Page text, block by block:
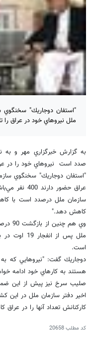
"استفان دوجاريك" سخنگوي
ملل نيروهاي خود در عراق را تا 90 درصد كاهش خواهد داد.
به گزارش خبرگزاري مهر و به
صدد است نيروهاي خود را در
"استفان دوجاريك" سخنگوي
كاهش دهد."
وي هم
است.
دوجاريك گفت: "نيروهايي كه
هستند به كارهاي خود ادامه
صليب سرخ نيز پيش از اين ضمن
اخير دفتر سازمان ملل در اين
كاركنانش تعداد آنها را در
کد مطلب20658